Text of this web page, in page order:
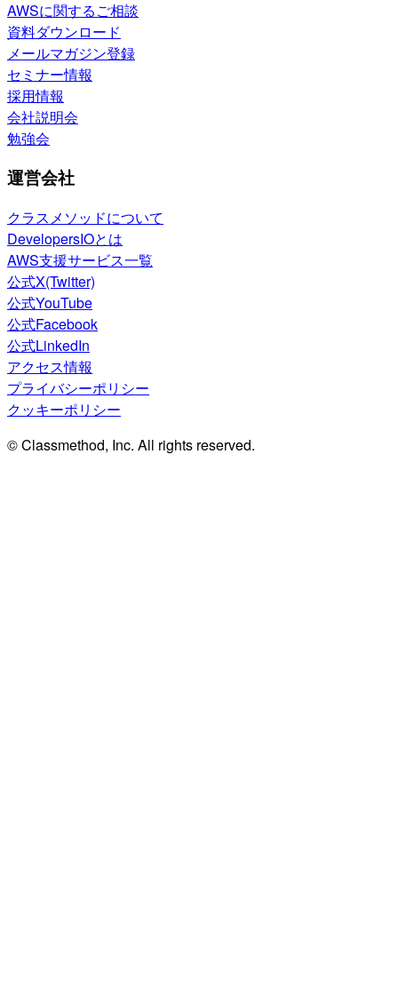
AWSに関するご相談
資料ダウンロード
メールマガジン登録
セミナー情報
採用情報
会社説明会
勉強会
運営会社
クラスメソッドについて
DevelopersIOとは
AWS支援サービス一覧
公式X(Twitter)
公式YouTube
公式Facebook
公式LinkedIn
アクセス情報
プライバシーポリシー
クッキーポリシー
© Classmethod, Inc. All rights reserved.